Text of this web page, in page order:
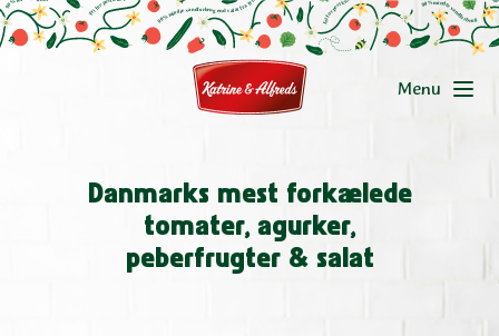
Menu
Produkter
Miljø og CSR
Danmarks mest forkælede
tomater, agurker,
peberfrugter & salat